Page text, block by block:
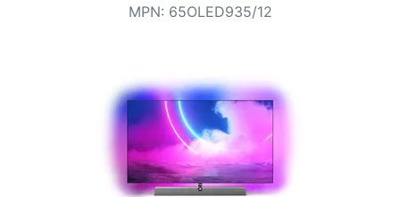
MPN: 65OLED935/12